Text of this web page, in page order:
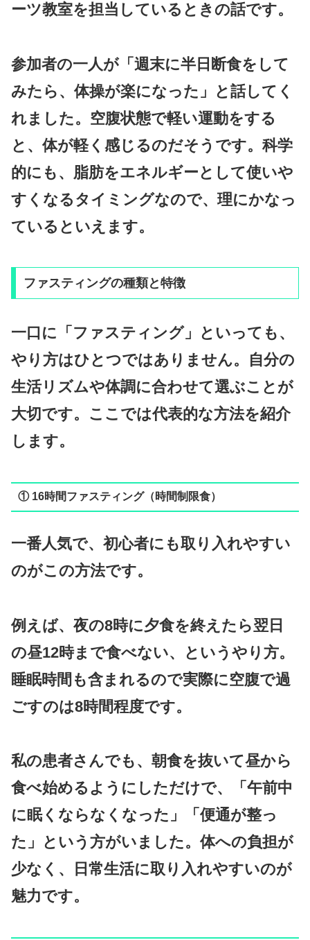
ーツ教室を担当しているときの話です。
参加者の一人が「週末に半日断食をして
みたら、体操が楽になった」と話してく
れました。空腹状態で軽い運動をする
と、体が軽く感じるのだそうです。科学
的にも、脂肪をエネルギーとして使いや
すくなるタイミングなので、理にかなっ
ているといえます。
ファスティングの種類と特徴
一口に「ファスティング」といっても、
やり方はひとつではありません。自分の
生活リズムや体調に合わせて選ぶことが
大切です。ここでは代表的な方法を紹介
します。
① 16時間ファスティング（時間制限食）
一番人気で、初心者にも取り入れやすい
のがこの方法です。
例えば、夜の8時に夕食を終えたら翌日
の昼12時まで食べない、というやり方。
睡眠時間も含まれるので実際に空腹で過
ごすのは8時間程度です。
私の患者さんでも、朝食を抜いて昼から
食べ始めるようにしただけで、「午前中
に眠くならなくなった」「便通が整っ
た」という方がいました。体への負担が
少なく、日常生活に取り入れやすいのが
魅力です。